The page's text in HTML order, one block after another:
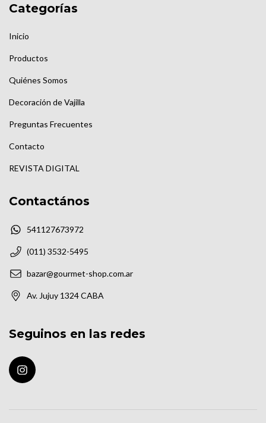
Categorías
Inicio
Productos
Quiénes Somos
Decoración de Vajilla
Preguntas Frecuentes
Contacto
REVISTA DIGITAL
Contactános
541127673972
(011) 3532-5495
bazar@gourmet-shop.com.ar
Av. Jujuy 1324 CABA
Seguinos en las redes